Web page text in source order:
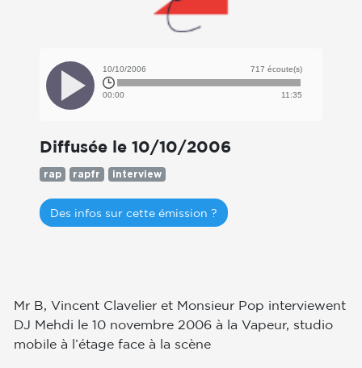
10/10/2006 717 écoute(s)
00:00 11:35
Diffusée le 10/10/2006
rap rapfr interview
Des infos sur cette émission ?
Mr B, Vincent Clavelier et Monsieur Pop interviewent
DJ Mehdi le 10 novembre 2006 à la Vapeur, studio
mobile à l’étage face à la scène